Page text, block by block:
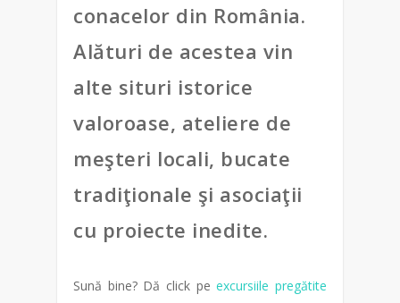
conacelor din România.
Alături de acestea vin
alte situri istorice
valoroase, ateliere de
meşteri locali, bucate
tradiţionale şi asociaţii
cu proiecte inedite.
Sună bine? Dă click pe excursiile pregătite